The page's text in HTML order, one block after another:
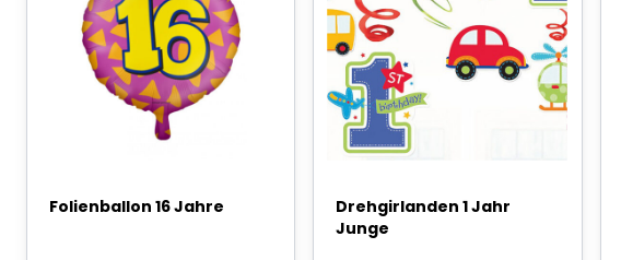
Folienballon 16 Jahre
Drehgirlanden 1 Jahr
Junge